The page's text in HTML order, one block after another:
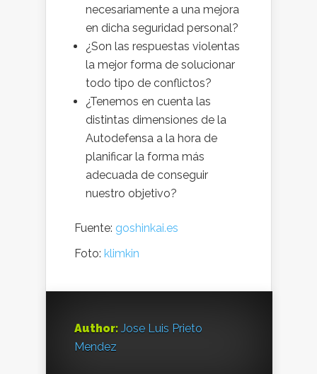
necesariamente a una mejora
en dicha seguridad personal?
¿Son las respuestas violentas
la mejor forma de solucionar
todo tipo de conflictos?
¿Tenemos en cuenta las
distintas dimensiones de la
Autodefensa a la hora de
planificar la forma más
adecuada de conseguir
nuestro objetivo?
Fuente: goshinkai.es
Foto: klimkin
Author: Jose Luis Prieto
Mendez